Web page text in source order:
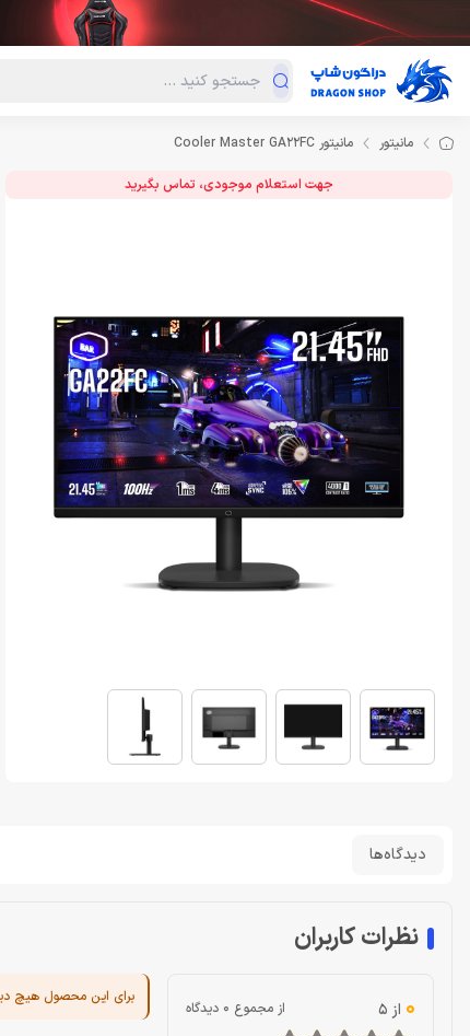
دسته‌بندی محصولات فروش ویژه
مانیتور مانیتور Cooler Master GA22FC
جهت استعلام موجودی، تماس بگیرید
دیدگاه‌ها
نظرات کاربران
0 از 5 از مجموع 0 دیدگاه
برای این محصول هیچ